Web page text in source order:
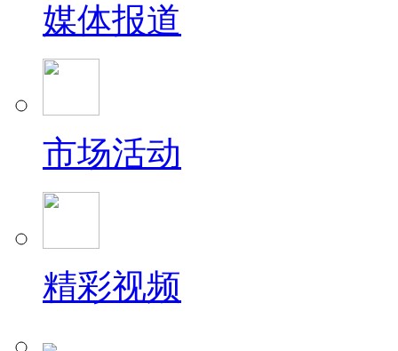
媒体报道
市场活动
精彩视频